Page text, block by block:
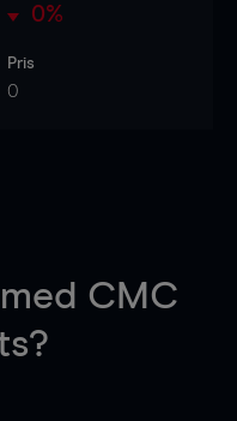
0%
Pris
0
med CMC